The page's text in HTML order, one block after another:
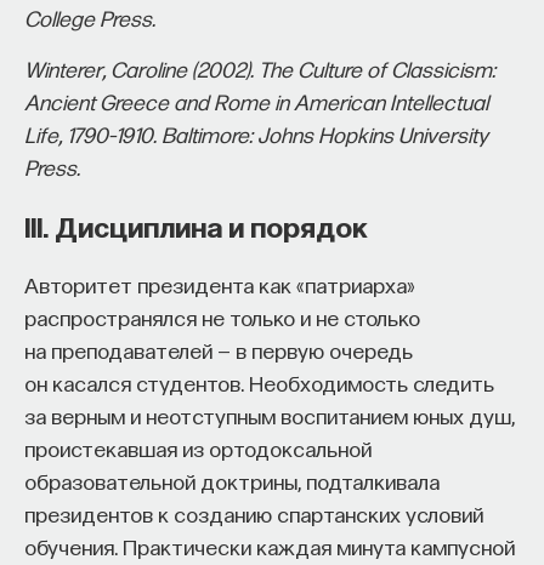
College Press.
Winterer, Caroline (2002). The Culture of Classicism:
Ancient Greece and Rome in American Intellectual
Life, 1790–1910. Baltimore: Johns Hopkins University
Press.
III. Дисциплина и порядок
Авторитет президента как «патриарха»
распространялся не только и не столько
на преподавателей — в первую очередь
он касался студентов. Необходимость следить
за верным и неотступным воспитанием юных душ,
проистекавшая из ортодоксальной
образовательной доктрины, подталкивала
президентов к созданию спартанских условий
обучения. Практически каждая минута кампусной